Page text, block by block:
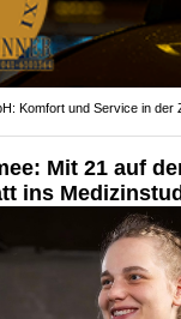
Komfort und Service in der
Mit 21 auf
ins